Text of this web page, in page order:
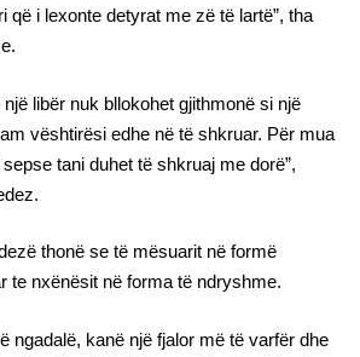
që i lexonte detyrat me zë të lartë”, tha
libër nuk bllokohet gjithmonë si një
vështirësi edhe në të shkruar. Për mua
tani duhet të shkruaj me dorë”,
thonë se të mësuarit në formë
te nxënësit në forma të ndryshme.
ngadalë, kanë një fjalor më të varfër dhe